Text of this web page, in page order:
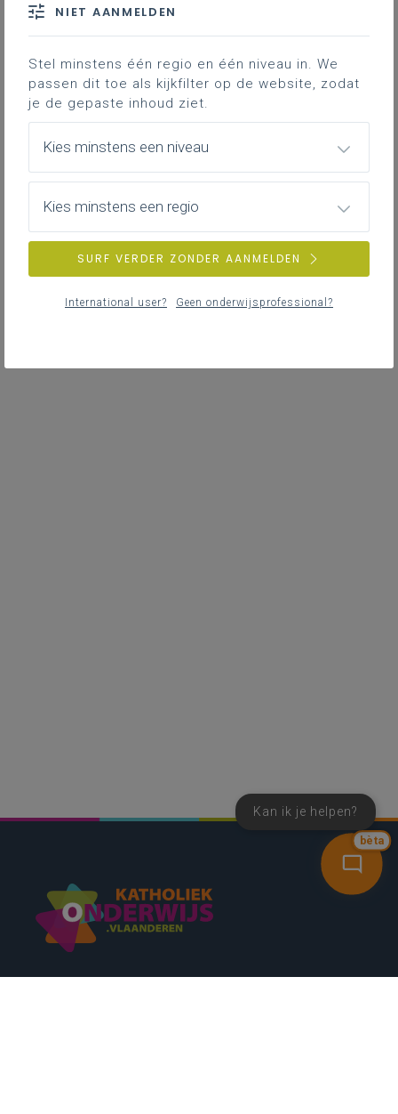
bèta
Kan ik je helpen?
NIET AANMELDEN
Stel minstens één regio en één niveau in. We
passen dit toe als kijkfilter op de website, zodat
je de gepaste inhoud ziet.
Kies minstens een niveau
Kies minstens een regio
SURF VERDER ZONDER AANMELDEN
International user? Geen onderwijsprofessional?